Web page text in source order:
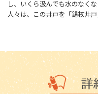
し、いくら汲んでも水のなく
人々は、この井戸を「錫杖井戸